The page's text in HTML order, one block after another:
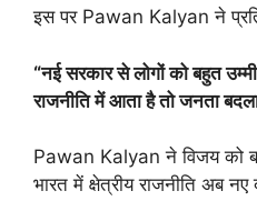
इस पर Pawan Kalyan ने
“नई सरकार से लोगों को बहुत
राजनीति में आता है तो जनता
Pawan Kalyan ने विजय को
भारत में क्षेत्रीय राजनीति अब